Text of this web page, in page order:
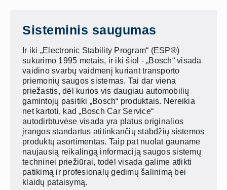
Sisteminis saugumas
Ir iki „Electronic Stability Program“ (ESP®)
sukūrimo 1995 metais, ir iki šiol - „Bosch“ visada
vaidino svarbų vaidmenį kuriant transporto
priemonių saugos sistemas. Tai dar viena
priežastis, dėl kurios vis daugiau automobilių
gamintojų pasitiki „Bosch“ produktais. Nereikia
net kartoti, kad „Bosch Car Service“
autodirbtuvėse visada yra platus originalios
įrangos standartus atitinkančių stabdžių sistemos
produktų asortimentas. Taip pat nuolat gauname
naujausią reikalingą informaciją saugos sistemų
techninei priežiūrai, todėl visada galime atlikti
patikimą ir profesionalų gedimų šalinimą bei
klaidų pataisymą.